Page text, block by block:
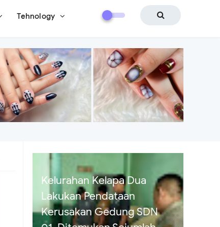
Tehnology
Diduga Modus Janji
Pinjaman Miliaran